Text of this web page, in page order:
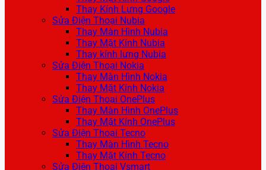
Thay Kính Lưng Google
Sửa Điện Thoại Nubia
Thay Màn Hình Nubia
Thay Mặt Kính Nubia
Thay kính lưng Nubia
Sửa Điện Thoại Nokia
Thay Màn Hình Nokia
Thay Mặt Kính Nokia
Sửa Điện Thoại OnePlus
Thay Màn Hình OnePlus
Thay Mặt Kính OnePlus
Sửa Điện Thoại Tecno
Thay Màn Hình Tecno
Thay Mặt Kính Tecno
Sửa Điện Thoại Vsmart